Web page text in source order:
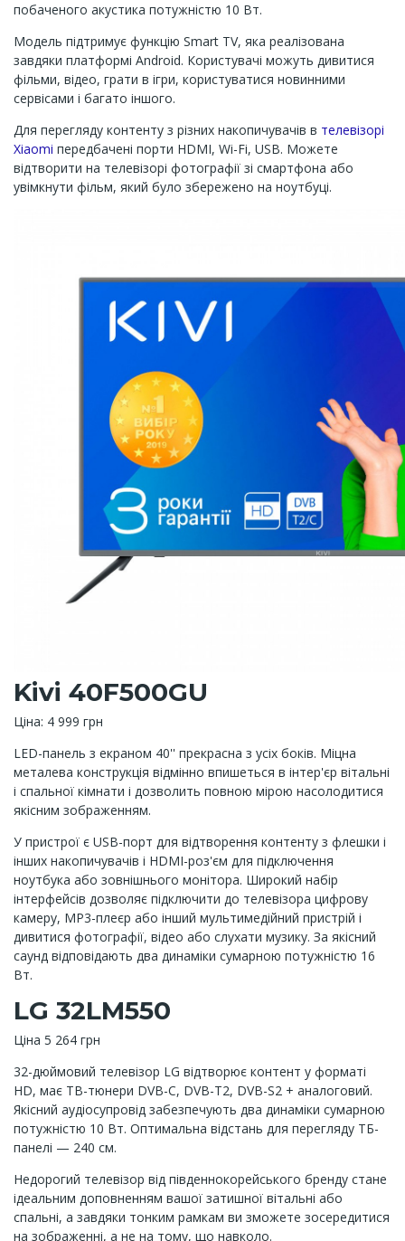
побаченого акустика потужністю 10 Вт.
Модель підтримує функцію Smart TV, яка реалізована
завдяки платформі Android. Користувачі можуть дивитися
фільми, відео, грати в ігри, користуватися новинними
сервісами і багато іншого.
Для перегляду контенту з різних накопичувачів в телевізорі
Xiaomi передбачені порти HDMI, Wi-Fi, USB. Можете
відтворити на телевізорі фотографії зі смартфона або
увімкнути фільм, який було збережено на ноутбуці.
Kivi 40F500GU
Ціна: 4 999 грн
LED-панель з екраном 40'' прекрасна з усіх боків. Міцна
металева конструкція відмінно впишеться в інтер'єр вітальні
і спальної кімнати і дозволить повною мірою насолодитися
якісним зображенням.
У пристрої є USB-порт для відтворення контенту з флешки і
інших накопичувачів і HDMI-роз'єм для підключення
ноутбука або зовнішнього монітора. Широкий набір
інтерфейсів дозволяє підключити до телевізора цифрову
камеру, MP3-плеєр або інший мультимедійний пристрій і
дивитися фотографії, відео або слухати музику. За якісний
саунд відповідають два динаміки сумарною потужністю 16
Вт.
LG 32LM550
Ціна 5 264 грн
32-дюймовий телевізор LG відтворює контент у форматі
HD, має ТВ-тюнери DVB-C, DVB-T2, DVB-S2 + аналоговий.
Якісний аудіосупровід забезпечують два динаміки сумарною
потужністю 10 Вт. Оптимальна відстань для перегляду ТБ-
панелі — 240 см.
Недорогий телевізор від південнокорейського бренду стане
ідеальним доповненням вашої затишної вітальні або
спальні, а завдяки тонким рамкам ви зможете зосередитися
на зображенні, а не на тому, що навколо.